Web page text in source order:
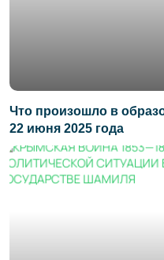
Что произошло в
22 июня 2025 года